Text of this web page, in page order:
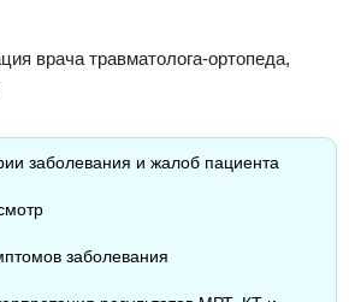
врача травматолога-ортопеда,
заболевания и жалоб пациента
заболевания